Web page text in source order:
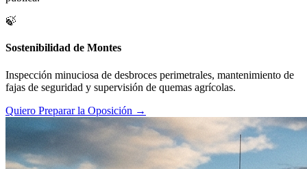
🍃
Sostenibilidad de Montes
Inspección minuciosa de desbroces perimetrales, mantenimiento de
fajas de seguridad y supervisión de quemas agrícolas.
Quiero Preparar la Oposición →